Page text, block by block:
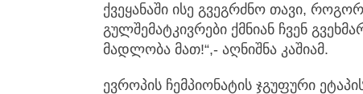
ქვეყანაში ისე გვეგრძნო თავი,
გულშემატკივრები ქმნიან ჩვენ
მადლობა მათ!“,- აღნიშნა კაშიამ.
ევროპის ჩემპიონატის ჯგუფური